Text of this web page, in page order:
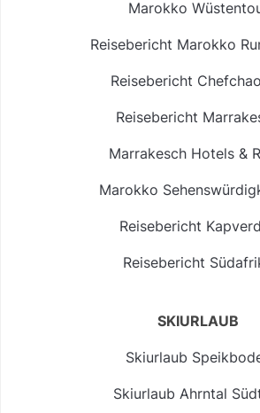
Marokko
Reisebericht Marokko
Reisebericht
Reisebericht
Marrakesch Hotels &
Marokko
Reisebericht
Reisebericht
SKIURLAUB
Skiurlaub
Skiurlaub Ahrntal